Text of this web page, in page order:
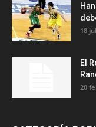
18
El
20